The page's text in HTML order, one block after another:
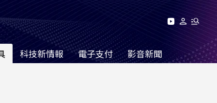
科技新情報 電子支付 影音新聞